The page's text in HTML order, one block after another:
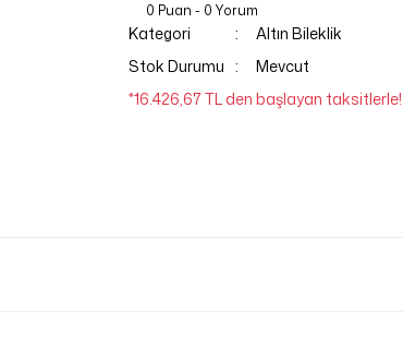
0 Puan - 0 Yorum
Kategori
Altın Bileklik
Stok Durumu
Mevcut
*16.426,67 TL den başlayan taksitlerle!